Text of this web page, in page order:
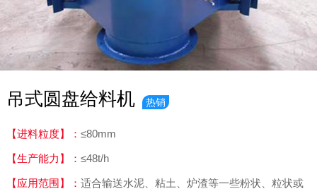
吊式圆盘给料机 热销
【进料粒度】： ≤80mm
【生产能力】： ≤48t/h
【应用范围】： 适合输送水泥、粘土、炉渣等一些粉状、粒状或